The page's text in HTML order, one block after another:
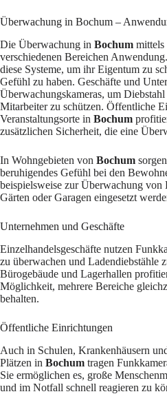
Überwachung in Bochum –
Die Überwachung in Bochum mittels
verschiedenen Bereichen
diese Systeme, um ihr Eigentum zu
Gefühl zu haben. Geschäfte und
Überwachungskameras, um
Mitarbeiter zu schützen. Öffentliche
Veranstaltungsorte in Bochum
zusätzlichen Sicherheit, die eine
In Wohngebieten von Bochum
beruhigendes Gefühl bei den
beispielsweise zur Überwachung von
Gärten oder Garagen eingesetzt
Unternehmen und Geschäfte
Einzelhandelsgeschäfte nutzen
zu überwachen und Ladendiebstähle
Bürogebäude und Lagerhallen
Möglichkeit, mehrere Bereiche
behalten.
Öffentliche Einrichtungen
Auch in Schulen, Krankenhäusern
Plätzen in Bochum tragen
Sie ermöglichen es, große
und im Notfall schnell reagieren zu